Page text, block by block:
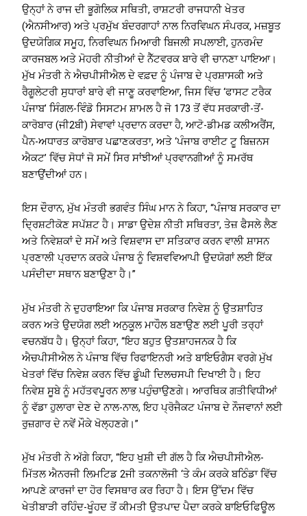
ਉਨ੍ਹਾਂ ਨੇ ਰਾਜ ਦੀ ਭੂਗੋਲਿਕ ਸਥਿਤੀ, ਰਾਸ਼ਟਰੀ ਰਾਜਧਾਨੀ ਖੇਤਰ
(ਐਨਸੀਆਰ) ਅਤੇ ਪ੍ਰਮੁੱਖ ਬੰਦਰਗਾਹਾਂ ਨਾਲ ਨਿਰਵਿਘਨ ਸੰਪਰਕ, ਮਜ਼ਬੂਤ ​​
ਉਦਯੋਗਿਕ ਸਮੂਹ, ਨਿਰਵਿਘਨ ਮਿਆਰੀ ਬਿਜਲੀ ਸਪਲਾਈ, ਹੁਨਰਮੰਦ
ਕਾਰਜਬਲ ਅਤੇ ਮੋਹਰੀ ਨੀਤੀਆਂ ਦੇ ਨੈੱਟਵਰਕ ਬਾਰੇ ਵੀ ਚਾਨਣਾ ਪਾਇਆ।
ਮੁੱਖ ਮੰਤਰੀ ਨੇ ਐਚਪੀਸੀਐਲ ਦੇ ਵਫ਼ਦ ਨੂੰ ਪੰਜਾਬ ਦੇ ਪ੍ਰਸ਼ਾਸਕੀ ਅਤੇ
ਰੈਗੂਲੇਟਰੀ ਸੁਧਾਰਾਂ ਬਾਰੇ ਵੀ ਜਾਣੂ ਕਰਵਾਇਆ, ਜਿਸ ਵਿੱਚ ‘ਫਾਸਟ ਟਰੈਕ
ਪੰਜਾਬ’ ਸਿੰਗਲ-ਵਿੰਡੋ ਸਿਸਟਮ ਸ਼ਾਮਲ ਹੈ ਜੋ 173 ਤੋਂ ਵੱਧ ਸਰਕਾਰੀ-ਤੋਂ-
ਕਾਰੋਬਾਰ (ਜੀ2ਬੀ) ਸੇਵਾਵਾਂ ਪ੍ਰਦਾਨ ਕਰਦਾ ਹੈ, ਆਟੋ-ਡੀਮਡ ਕਲੀਅਰੈਂਸ,
ਪੈਨ-ਅਧਾਰਤ ਕਾਰੋਬਾਰ ਪਛਾਣਕਰਤਾ, ਅਤੇ ‘ਪੰਜਾਬ ਰਾਈਟ ਟੂ ਬਿਜ਼ਨਸ
ਐਕਟ’ ਵਿੱਚ ਸੋਧਾਂ ਜੋ ਸਮੇਂ ਸਿਰ ਸਾਂਝੀਆਂ ਪ੍ਰਵਾਨਗੀਆਂ ਨੂੰ ਸਮਰੱਥ
ਬਣਾਉਂਦੀਆਂ ਹਨ।
ਇਸ ਦੌਰਾਨ, ਮੁੱਖ ਮੰਤਰੀ ਭਗਵੰਤ ਸਿੰਘ ਮਾਨ ਨੇ ਕਿਹਾ, “ਪੰਜਾਬ ਸਰਕਾਰ ਦਾ
ਦ੍ਰਿਸ਼ਟੀਕੋਣ ਸਪੱਸ਼ਟ ਹੈ। ਸਾਡਾ ਉਦੇਸ਼ ਨੀਤੀ ਸਥਿਰਤਾ, ਤੇਜ਼ ਫੈਸਲੇ ਲੈਣ
ਅਤੇ ਨਿਵੇਸ਼ਕਾਂ ਦੇ ਸਮੇਂ ਅਤੇ ਵਿਸ਼ਵਾਸ ਦਾ ਸਤਿਕਾਰ ਕਰਨ ਵਾਲੀ ਸ਼ਾਸਨ
ਪ੍ਰਣਾਲੀ ਪ੍ਰਦਾਨ ਕਰਕੇ ਪੰਜਾਬ ਨੂੰ ਵਿਸ਼ਵਵਿਆਪੀ ਉਦਯੋਗਾਂ ਲਈ ਇੱਕ
ਪਸੰਦੀਦਾ ਸਥਾਨ ਬਣਾਉਣਾ ਹੈ।”
ਮੁੱਖ ਮੰਤਰੀ ਨੇ ਦੁਹਰਾਇਆ ਕਿ ਪੰਜਾਬ ਸਰਕਾਰ ਨਿਵੇਸ਼ ਨੂੰ ਉਤਸ਼ਾਹਿਤ
ਕਰਨ ਅਤੇ ਉਦਯੋਗ ਲਈ ਅਨੁਕੂਲ ਮਾਹੌਲ ਬਣਾਉਣ ਲਈ ਪੂਰੀ ਤਰ੍ਹਾਂ
ਵਚਨਬੱਧ ਹੈ। ਉਨ੍ਹਾਂ ਕਿਹਾ, “ਇਹ ਬਹੁਤ ਉਤਸ਼ਾਹਜਨਕ ਹੈ ਕਿ
ਐਚਪੀਸੀਐਲ ਨੇ ਪੰਜਾਬ ਵਿੱਚ ਰਿਫਾਇਨਰੀ ਅਤੇ ਬਾਇਓਗੈਸ ਵਰਗੇ ਮੁੱਖ
ਖੇਤਰਾਂ ਵਿੱਚ ਨਿਵੇਸ਼ ਕਰਨ ਵਿੱਚ ਡੂੰਘੀ ਦਿਲਚਸਪੀ ਦਿਖਾਈ ਹੈ। ਇਹ
ਨਿਵੇਸ਼ ਸੂਬੇ ਨੂੰ ਮਹੱਤਵਪੂਰਨ ਲਾਭ ਪਹੁੰਚਾਉਣਗੇ। ਆਰਥਿਕ ਗਤੀਵਿਧੀਆਂ
ਨੂੰ ਵੱਡਾ ਹੁਲਾਰਾ ਦੇਣ ਦੇ ਨਾਲ-ਨਾਲ, ਇਹ ਪ੍ਰੋਜੈਕਟ ਪੰਜਾਬ ਦੇ ਨੌਜਵਾਨਾਂ ਲਈ
ਰੁਜ਼ਗਾਰ ਦੇ ਨਵੇਂ ਮੌਕੇ ਖੋਲ੍ਹਣਗੇ।”
ਮੁੱਖ ਮੰਤਰੀ ਨੇ ਅੱਗੇ ਕਿਹਾ, “ਇਹ ਖੁਸ਼ੀ ਦੀ ਗੱਲ ਹੈ ਕਿ ਐਚਪੀਸੀਐਲ-
ਮਿੱਤਲ ਐਨਰਜੀ ਲਿਮਟਿਡ 2ਜੀ ਤਕਨਾਲੋਜੀ ‘ਤੇ ਕੰਮ ਕਰਕੇ ਬਠਿੰਡਾ ਵਿੱਚ
ਆਪਣੇ ਕਾਰਜਾਂ ਦਾ ਹੋਰ ਵਿਸਥਾਰ ਕਰ ਰਿਹਾ ਹੈ। ਇਸ ਉੱਦਮ ਵਿੱਚ
ਖੇਤੀਬਾੜੀ ਰਹਿੰਦ-ਖੂੰਹਦ ਤੋਂ ਕੀਮਤੀ ਉਤਪਾਦ ਪੈਦਾ ਕਰਕੇ ਬਾਇਓਫਿਊਲ